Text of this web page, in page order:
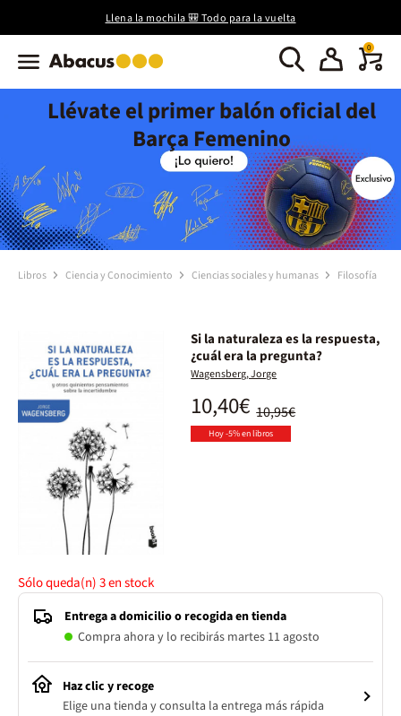
Llena la mochila 🎒 Todo para la vuelta
0
Llévate el primer balón oficial del
Barça Femenino
Libros Ciencia y Conocimiento Ciencias sociales y humanas Filosofía
Si la naturaleza es la respuesta,
¿cuál era la pregunta?
Wagensberg, Jorge
10,95€
10,40€
Hoy -5% en libros
Sólo queda(n)3en stock
Entrega a domicilio o recogida en tienda
Compra ahora y lo recibirás martes 11 agosto
Haz clic y recoge
Elige una tienda y consulta la entrega más rápida